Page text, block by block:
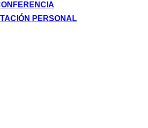
PERSONAL